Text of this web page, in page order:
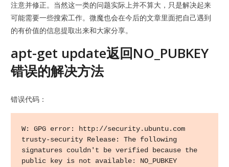
注意并修正。当然这一类的问题实际上并不算大，只是解决起来
可能需要一些搜索工作。微魔也会在今后的文章里面把自己遇到
的有价值的信息提取出来和大家分享。
apt-get update返回NO_PUBKEY
错误的解决方法
错误代码：
W: GPG error: http://security.ubuntu.com
trusty-security Release: The following
signatures couldn't be verified because the
public key is not available: NO_PUBKEY